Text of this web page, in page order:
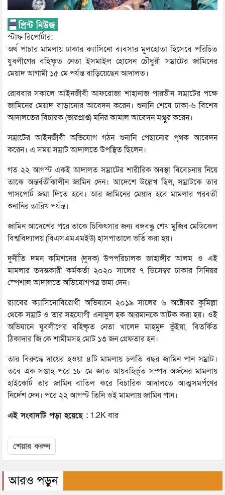
স্টাফ রিপোর্টার:
অর্থ পাচার মামলায় ঢাকার ক্যাসিনো ব্যবসার মূলহোতা হিসেবে পরিচিত
যুবলীগের বহিষ্কৃত নেতা ইসমাইল হোসেন চৌধুরী সম্রাটের জামিনের
মেয়াদ আগামী ১৫ মে পর্যন্ত বাড়িয়েছেন আদালত।
রোববার সকালে আইনজীবী আফরোজা শাহানাজ পারভীন সম্রাটের পক্ষে
জামিনের মেয়াদ বাড়ানোর আবেদন করেন। শুনানি শেষে ঢাকা-৬ বিশেষ
আদালতের বিচারক (ভারপ্রাপ্ত) মনির কামাল আবেদন মঞ্জুর করেন।
সম্রাটের আইনজীবী অভিযোগ গঠন শুনানি পেছানোর পৃথক আবেদন
করেন। এ সময় সম্রাট আদালতে উপস্থিত ছিলেন।
গত ২২ আগস্ট একই আদালত সম্রাটের শারীরিক অবস্থা বিবেচনায় নিয়ে
তাকে অন্তর্বর্তীকালীন জামিন দেন। আদেশে উল্লেখ ছিল, সম্রাটকে তার
পাসপোর্ট জমা দিতে হবে। আর জামিনের মেয়াদ হবে মামলার পরবর্তী
শুনানির তারিখ পর্যন্ত।
জামিন আদেশের পরে তাকে চিকিৎসার জন্য বঙ্গবন্ধু শেখ মুজিব মেডিকেল
বিশ্ববিদ্যালয় (বিএসএমএমইউ) হাসপাতালে ভর্তি করা হয়।
দুর্নীতি দমন কমিশনের (দুদক) উপপরিচালক জাহাঙ্গীর আলম ও এই
মামলার তদন্তকারী কর্মকর্তা ২০২০ সালের ৭ ডিসেম্বর ঢাকার সিনিয়র
স্পেশাল আদালতে অভিযোগপত্র জমা দেন।
র‌্যাবের ক্যাসিনোবিরোধী অভিযানে ২০১৯ সালের ৬ অক্টোবর কুমিল্লা
থেকে সম্রাট ও তার সহযোগী এনামুল হক আরমানকে আটক করা হয়। ওই
অভিযানে যুবলীগের বহিষ্কৃত নেতা খালেদ মাহমুদ ভূঁইয়া, বিতর্কিত
ঠিকাদার জি কে শামীমসহ মোট ১৩ জন গ্রেফতার হন।
তার বিরুদ্ধে দায়ের হওয়া ৪টি মামলায় চলতি বছর জামিন পান সম্রাট।
তবে এক সপ্তাহ পরে ১৮ মে জ্ঞাত আয়বহির্ভূত সম্পদ অর্জনের মামলায়
হাইকোর্ট তার জামিন বাতিল করে বিচারিক আদালতে আত্মসমর্পণের
নির্দেশ দেন। পরে ২২ আগস্ট তিনি ওই মামলায় জামিন পান।
এই সংবাদটি পড়া হয়েছে : 1.2K বার
শেয়ার করুন
আরও পড়ুন